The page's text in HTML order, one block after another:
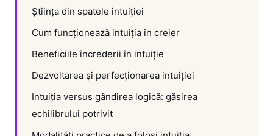
Știința din spatele intuiției
Cum funcționează intuiția în creier
Beneficiile încrederii în intuiție
Dezvoltarea și perfecționarea intuiției
Intuiția versus gândirea logică: găsirea
echilibrului potrivit